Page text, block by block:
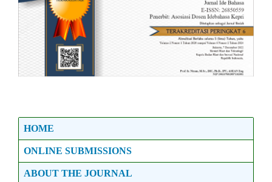
HOME
ONLINE SUBMISSIONS
ABOUT THE JOURNAL